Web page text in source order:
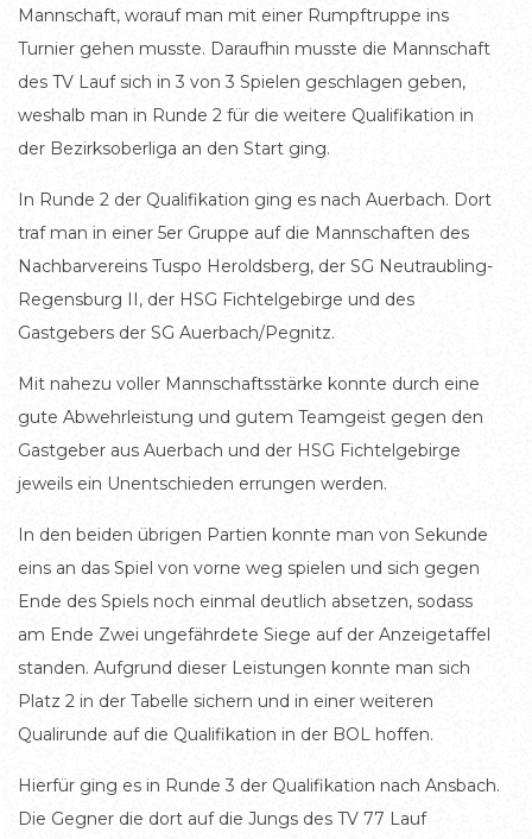
Mannschaft, worauf man mit einer Rumpftruppe ins
Turnier gehen musste. Daraufhin musste die Mannschaft
des TV Lauf sich in 3 von 3 Spielen geschlagen geben,
weshalb man in Runde 2 für die weitere Qualifikation in
der Bezirksoberliga an den Start ging.
In Runde 2 der Qualifikation ging es nach Auerbach. Dort
traf man in einer 5er Gruppe auf die Mannschaften des
Nachbarvereins Tuspo Heroldsberg, der SG Neutraubling-
Regensburg II, der HSG Fichtelgebirge und des
Gastgebers der SG Auerbach/Pegnitz.
Mit nahezu voller Mannschaftsstärke konnte durch eine
gute Abwehrleistung und gutem Teamgeist gegen den
Gastgeber aus Auerbach und der HSG Fichtelgebirge
jeweils ein Unentschieden errungen werden.
In den beiden übrigen Partien konnte man von Sekunde
eins an das Spiel von vorne weg spielen und sich gegen
Ende des Spiels noch einmal deutlich absetzen, sodass
am Ende Zwei ungefährdete Siege auf der Anzeigetaffel
standen. Aufgrund dieser Leistungen konnte man sich
Platz 2 in der Tabelle sichern und in einer weiteren
Qualirunde auf die Qualifikation in der BOL hoffen.
Hierfür ging es in Runde 3 der Qualifikation nach Ansbach.
Die Gegner die dort auf die Jungs des TV 77 Lauf